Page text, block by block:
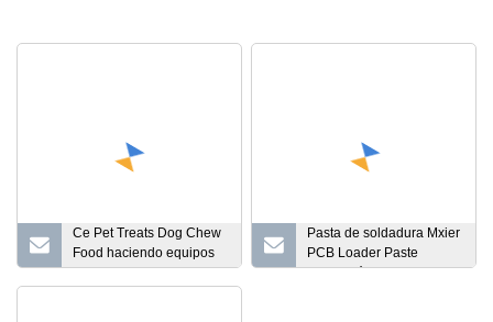
Ce Pet Treats Dog Chew
Food haciendo equipos
de procesamiento
Pasta de soldadura Mxier
PCB Loader Paste
Inspección de impresora